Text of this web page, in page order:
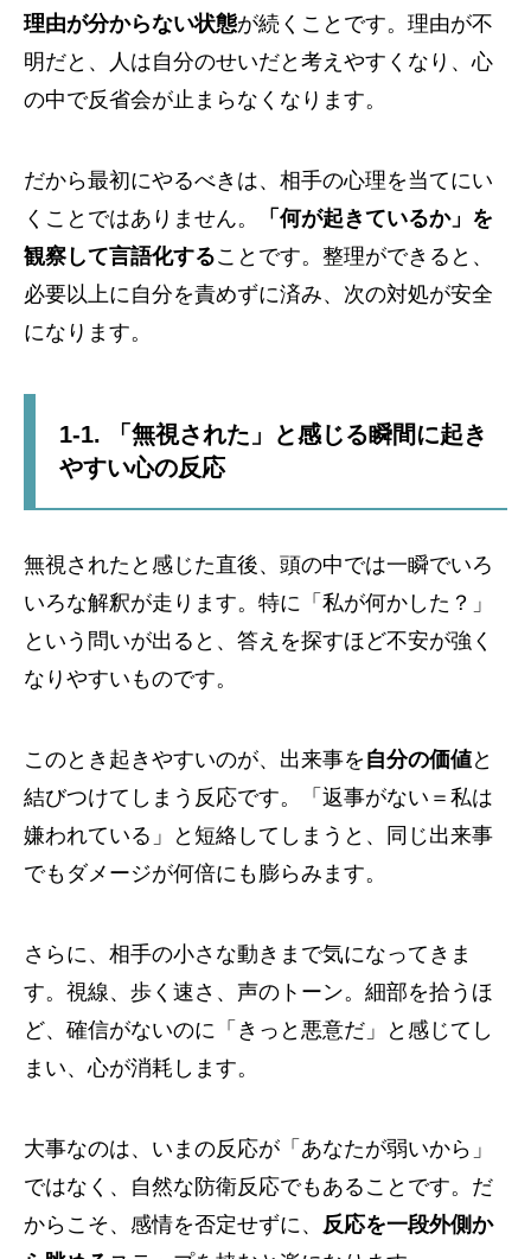
理由が分からない状態が続くことです。理由が不
明だと、人は自分のせいだと考えやすくなり、心
の中で反省会が止まらなくなります。
だから最初にやるべきは、相手の心理を当てにい
くことではありません。
「何が起きているか」を
観察して言語化することです。整理ができると、
必要以上に自分を責めずに済み、次の対処が安全
になります。
1-1. 「無視された」と感じる瞬間に起き
やすい心の反応
無視されたと感じた直後、頭の中では一瞬でいろ
いろな解釈が走ります。特に「私が何かした？」
という問いが出ると、答えを探すほど不安が強く
なりやすいものです。
このとき起きやすいのが、出来事を 自分の価値と
結びつけてしまう反応です。「返事がない＝私は
嫌われている」と短絡してしまうと、同じ出来事
でもダメージが何倍にも膨らみます。
さらに、相手の小さな動きまで気になってきま
す。視線、歩く速さ、声のトーン。細部を拾うほ
ど、確信がないのに「きっと悪意だ」と感じてし
まい、心が消耗します。
大事なのは、いまの反応が「あなたが弱いから」
ではなく、自然な防衛反応でもあることです。だ
からこそ、感情を否定せずに、 反応を一段外側か